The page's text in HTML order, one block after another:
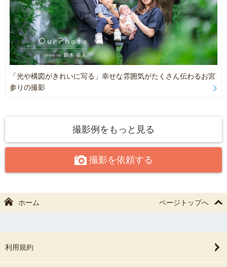
🖋納期までの日数
撮影から納品までは、長くても一週間
最短では、撮影当日の納品も可能です
神奈川県高座郡寒川町「寒川神社」での撮影には、神社の撮影許可
寒川神社に限っては、わたしが許可申請します。
🎈鬼子母神での撮影について
鬼子母神は、事前に「法明寺」さんへ撮影許可が必要です。
オマケや特典などは、ご用意できませんが、いただいたレビュー
は、何度もなんども読み返しています。
この場をお借りして、感謝を申し上げます。
🎈納品枚数について
基本納品 30枚
追加納品 70枚ほど（無料です）
だいたい、100枚前後を納品しています。
（ふだん300～500枚）
結果的に、ほとんど同じカットが連続するので・・・
私が、写真データをアップロードするので・・・
「光や構図がきれいに写る」幸せな雰囲気がたくさん伝わるお宮
参りの撮影
撮影例をもっと見る
撮影を依頼する
ホーム ページトップへ
利用規約